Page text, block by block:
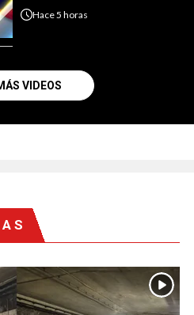
Hace5 horas
VIDEOS